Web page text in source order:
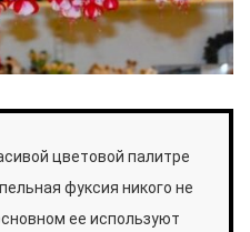
цветовой палитре
фуксия никого не
ее используют